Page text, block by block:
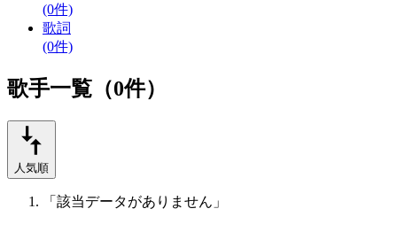
(0件)
歌詞
(0件)
歌手一覧（0件）
人気順
「該当データがありません」